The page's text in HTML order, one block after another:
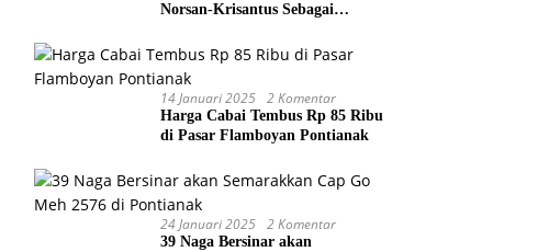
Norsan-Krisantus Sebagai
Terpilih
14 Januari 2025 2 Komentar
Harga Cabai Tembus Rp 85 Ribu
di Pasar Flamboyan Pontianak
24 Januari 2025 2 Komentar
39 Naga Bersinar akan